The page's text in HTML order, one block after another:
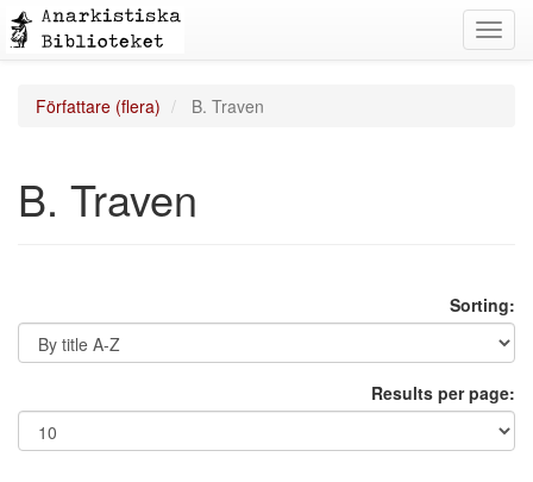
Författare (flera) B. Traven
B. Traven
Sorting:
Results per page: